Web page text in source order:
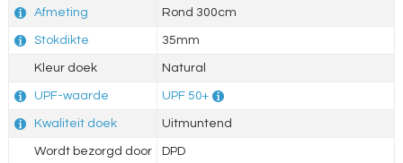
Afmeting Rond 300cm
Stokdikte 35mm
Kleur doek Natural
UPF-waarde UPF 50+
Kwaliteit doek Uitmuntend
Wordt bezorgd door DPD